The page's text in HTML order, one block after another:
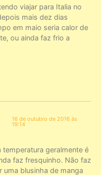
viajar para Italia no
mais dez dias
em maio seria calor de
ou ainda faz frio a
16 de outubro de 2016 às
19:14
temperatura geralmente é
faz fresquinho. Não faz
blusinha de manga